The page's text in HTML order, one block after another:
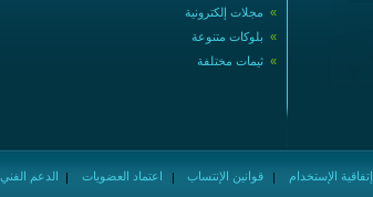
» مجلات إلكترونية
» بلوكات متنوعة
» ثيمات مختلفة
الدعم الفني | اعتماد العضويات | قوانين الإنتساب | إتفاقية الإستخدام